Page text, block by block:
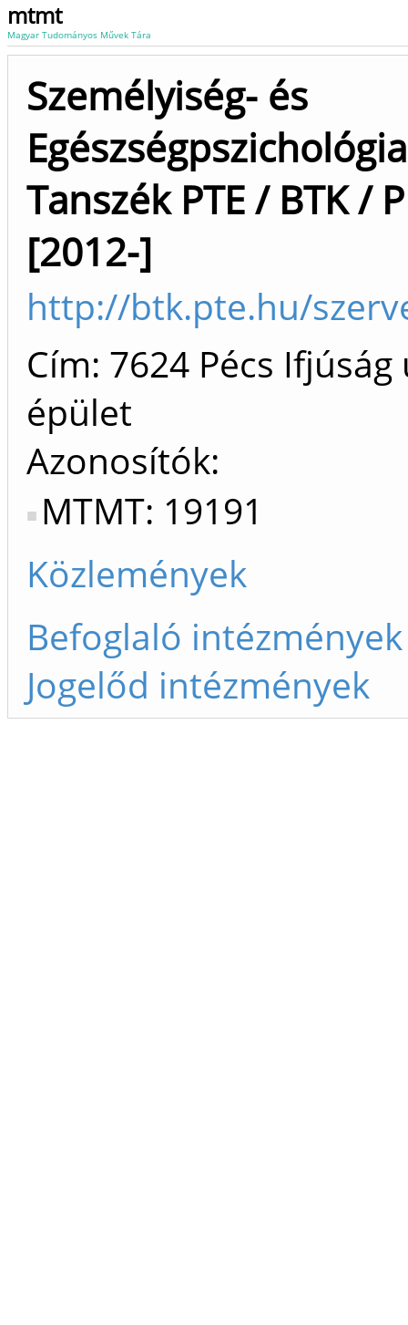
mtmt
Magyar Tudományos Művek Tára
Személyiség- és
Egészségpszichológia
Tanszék PTE / BTK /
[2012-]
http://btk.pte.hu/
Cím: 7624 Pécs Ifjúság
épület
Azonosítók
MTMT: 19191
Közlemények
Befoglaló intézmények
Jogelőd intézmények